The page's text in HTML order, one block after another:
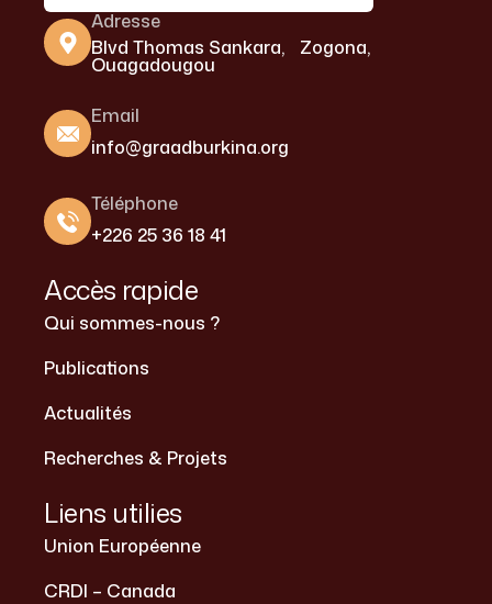
Adresse
Blvd Thomas Sankara, Zogona,
Ouagadougou
Email
info@graadburkina.org
Téléphone
+226 25 36 18 41
Accès rapide
Qui sommes-nous ?
Publications
Actualités
Recherches & Projets
Liens utilies
Union Européenne
CRDI – Canada